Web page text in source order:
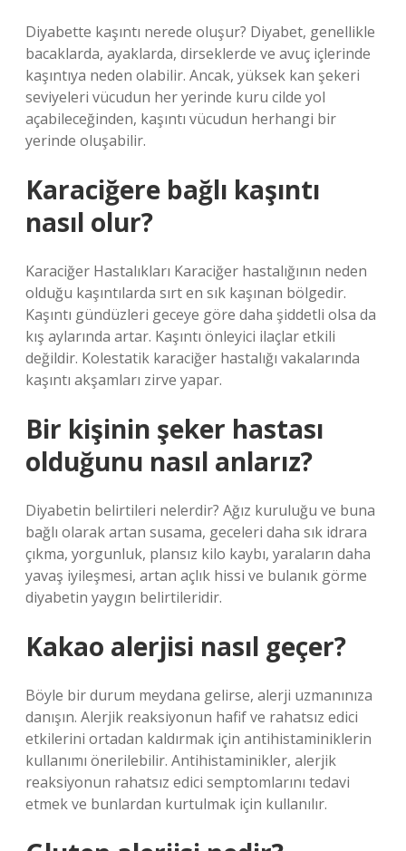
Diyabette kaşıntı nerede oluşur? Diyabet, genellikle
bacaklarda, ayaklarda, dirseklerde ve avuç içlerinde
kaşıntıya neden olabilir. Ancak, yüksek kan şekeri
seviyeleri vücudun her yerinde kuru cilde yol
açabileceğinden, kaşıntı vücudun herhangi bir
yerinde oluşabilir.
Karaciğere bağlı kaşıntı
nasıl olur?
Karaciğer Hastalıkları Karaciğer hastalığının neden
olduğu kaşıntılarda sırt en sık kaşınan bölgedir.
Kaşıntı gündüzleri geceye göre daha şiddetli olsa da
kış aylarında artar. Kaşıntı önleyici ilaçlar etkili
değildir. Kolestatik karaciğer hastalığı vakalarında
kaşıntı akşamları zirve yapar.
Bir kişinin şeker hastası
olduğunu nasıl anlarız?
Diyabetin belirtileri nelerdir? Ağız kuruluğu ve buna
bağlı olarak artan susama, geceleri daha sık idrara
çıkma, yorgunluk, plansız kilo kaybı, yaraların daha
yavaş iyileşmesi, artan açlık hissi ve bulanık görme
diyabetin yaygın belirtileridir.
Kakao alerjisi nasıl geçer?
Böyle bir durum meydana gelirse, alerji uzmanınıza
danışın. Alerjik reaksiyonun hafif ve rahatsız edici
etkilerini ortadan kaldırmak için antihistaminiklerin
kullanımı önerilebilir. Antihistaminikler, alerjik
reaksiyonun rahatsız edici semptomlarını tedavi
etmek ve bunlardan kurtulmak için kullanılır.